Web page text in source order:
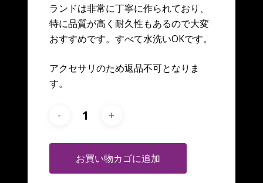
ランドは非常に丁寧に作られており、
特に品質が高く耐久性もあるので大変
おすすめです。すべて水洗いOKです。
アクセサリのため返品不可となりま
す。
お買い物カゴに追加